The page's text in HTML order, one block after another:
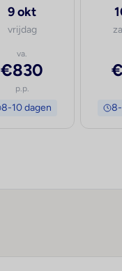
9 okt
vrijdag
va.
€830
p.p.
8-10 dagen 8-